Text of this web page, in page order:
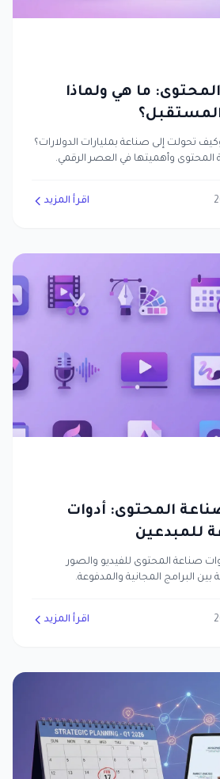
ما هي ولماذا
تحولت إلى صناعة بمليارات الدولارات؟
وأهميتها في العصر الرقمي.
اقرأ المزيد
المحتوى: أدوات
للمبدعين
صناعة المحتوى للفيديو والصور
البرامج المجانية والمدفوعة.
اقرأ المزيد